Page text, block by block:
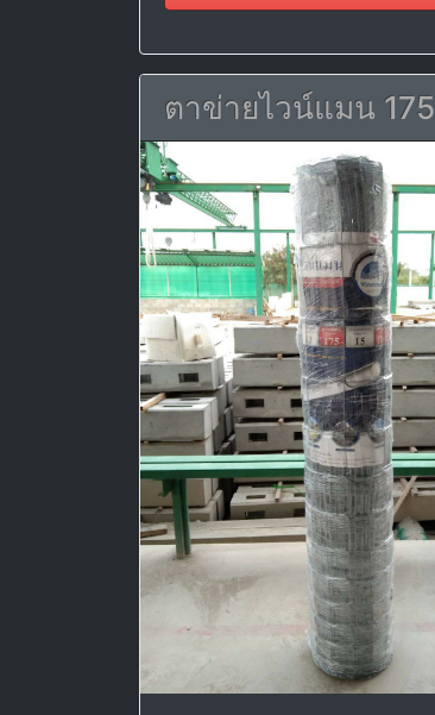
ตาข่ายไวน์แมน 175